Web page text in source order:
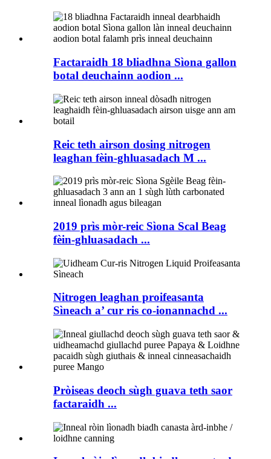
Factaraidh 18 bliadhna Sìona gallon
botal deuchainn aodion ...
Reic teth airson dosing nitrogen
leaghan fèin-ghluasadach M ...
2019 prìs mòr-reic Sìona Scal Beag
fèin-ghluasadach ...
Nitrogen leaghan proifeasanta
Sìneach a’ cur ris co-ionannachd ...
Pròiseas deoch sùgh guava teth saor
factaraidh ...